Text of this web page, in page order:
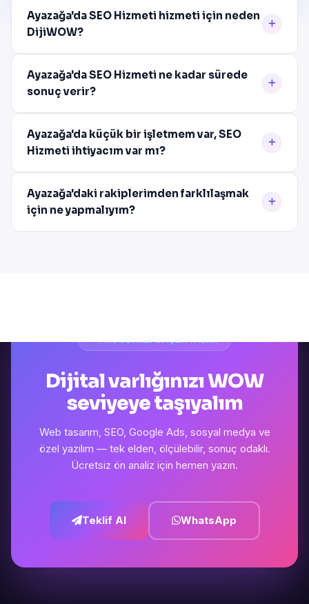
Ayazağa'da SEO Hizmeti hizmeti için neden
DijiWOW?
Ayazağa'da SEO Hizmeti ne kadar sürede
sonuç verir?
Ayazağa'da küçük bir işletmem var, SEO
Hizmeti ihtiyacım var mı?
Ayazağa'daki rakiplerimden farklılaşmak
için ne yapmalıyım?
Dijital varlığınızı WOW
seviyeye taşıyalım
Web tasarım, SEO, Google Ads, sosyal medya ve
özel yazılım — tek elden, ölçülebilir, sonuç odaklı.
Ücretsiz ön analiz için hemen yazın.
Teklif Al WhatsApp